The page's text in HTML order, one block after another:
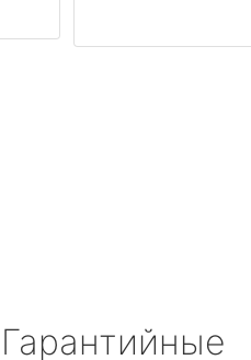
Гарантийные